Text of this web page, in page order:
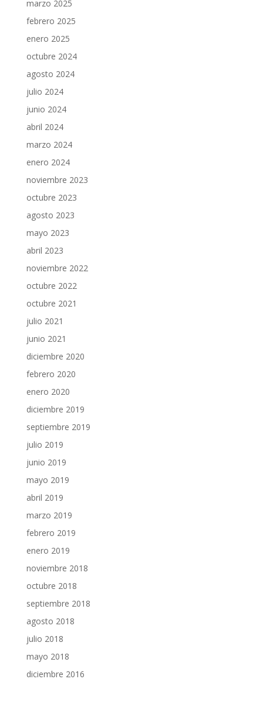
marzo 2025
febrero 2025
enero 2025
octubre 2024
agosto 2024
julio 2024
junio 2024
abril 2024
marzo 2024
enero 2024
noviembre 2023
octubre 2023
agosto 2023
mayo 2023
abril 2023
noviembre 2022
octubre 2022
octubre 2021
julio 2021
junio 2021
diciembre 2020
febrero 2020
enero 2020
diciembre 2019
septiembre 2019
julio 2019
junio 2019
mayo 2019
abril 2019
marzo 2019
febrero 2019
enero 2019
noviembre 2018
octubre 2018
septiembre 2018
agosto 2018
julio 2018
mayo 2018
diciembre 2016